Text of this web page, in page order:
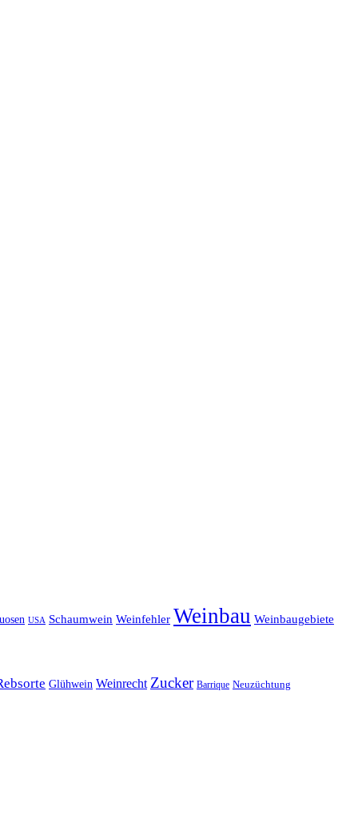
USA Schaumwein Weinfehler Weinbau Weinbaugebiete
Glühwein Weinrecht Zucker Barrique Neuzüchtung